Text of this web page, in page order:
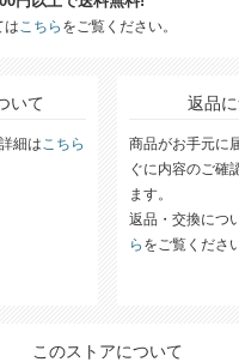
は こちら をご覧ください。
いて
細は こちら
返品
商品がお手元に
ぐに内容のご確
ます。
返品・交換につ
ら をご覧くださ
このストアについて